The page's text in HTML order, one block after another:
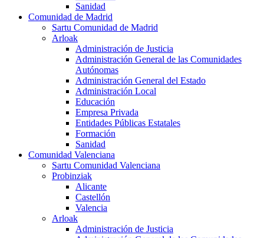
Sanidad
Comunidad de Madrid
Sartu Comunidad de Madrid
Arloak
Administración de Justicia
Administración General de las Comunidades
Autónomas
Administración General del Estado
Administración Local
Educación
Empresa Privada
Entidades Públicas Estatales
Formación
Sanidad
Comunidad Valenciana
Sartu Comunidad Valenciana
Probinziak
Alicante
Castellón
Valencia
Arloak
Administración de Justicia